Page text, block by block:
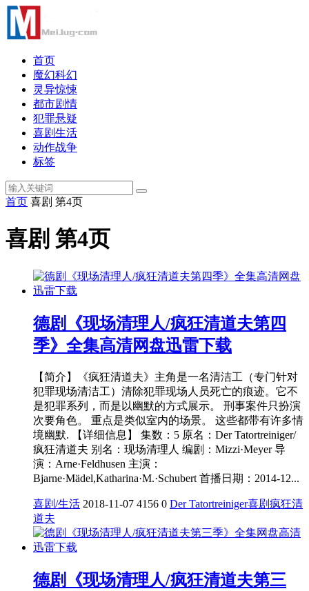
首页
魔幻科幻
灵异惊悚
都市剧情
犯罪悬疑
喜剧生活
动作战争
标签
首页 喜剧 第4页
喜剧 第4页
德剧《现场清理人/疯狂清道夫第四
季》全集高清网盘迅雷下载
【简介】《疯狂清道夫》主角是一名清洁工（专门针对
犯罪现场清洁工）清除犯罪现场人员死亡的痕迹。它不
是犯罪系列，而是以幽默的方式展示。 刑事案件只扮演
次要角色。 重点是类似室内的场景。 这些都带有许多情
境幽默. 【详细信息】 集数：5 原名：Der Tatortreiniger/
疯狂清道夫 别名：现场清理人 编剧：Mizzi·Meyer 导
演：Arne·Feldhusen 主演：
Bjarne·Mädel,Katharina·M.·Schubert 首播日期：2014-12...
喜剧/生活 2018-11-07 4156 0 Der Tatortreiniger喜剧疯狂清
道夫
德剧《现场清理人/疯狂清道夫第三